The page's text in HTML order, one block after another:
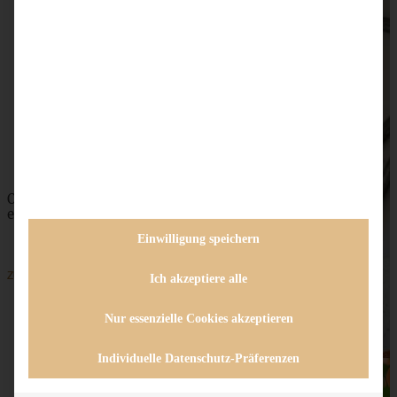
Omas saftiger Zwetschgenkuchen mit Zimtkruste -
einfach und blitzschnell gebacken
ZUM BEITRAG
SKIP TO COMMENT FORM
Einwilligung speichern
Ich akzeptiere alle
Nur essenzielle Cookies akzeptieren
Individuelle Datenschutz-Präferenzen